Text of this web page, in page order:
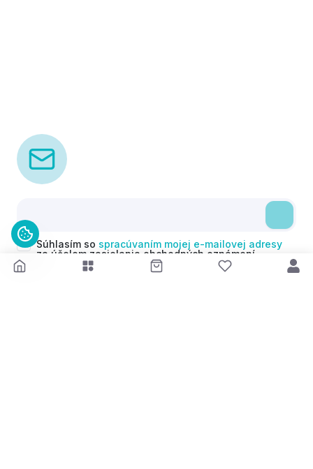
Súhlasím so spracúvaním mojej e-mailovej adresy
za účelom zasielania obchodných oznámení
(newsletterov) v súlade s čl. 6 ods. 1 písm. a)
Nariadenia GDPR. Svoj súhlas môžem kedykoľvek